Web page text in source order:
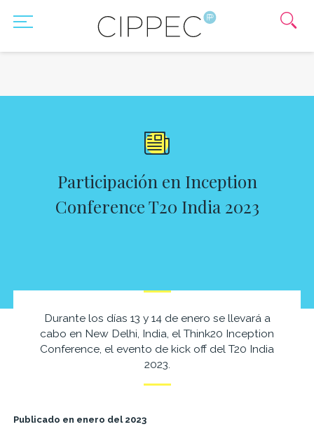
Participación en Inception
Conference T20 India 2023
Durante los días 13 y 14 de enero se llevará a
cabo en New Delhi, India, el Think20 Inception
Conference, el evento de kick off del T20 India
2023.
Publicado en enero del 2023